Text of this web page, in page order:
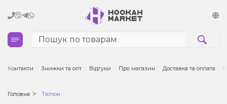
Кальяни
Тютюн для кальяну та кальянні суміші
Контакти Знижки та опт Відгуки Про магазин Доставка та оплата
Головна Тютюн